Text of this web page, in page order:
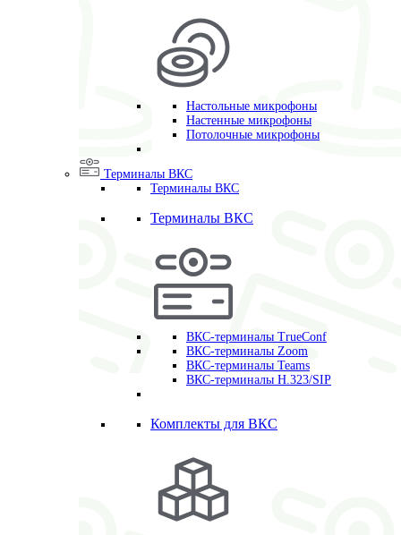
Настольные микрофоны
Настенные микрофоны
Потолочные микрофоны
Терминалы ВКС
Терминалы ВКС
Терминалы ВКС
ВКС-терминалы TrueConf
ВКС-терминалы Zoom
ВКС-терминалы Teams
ВКС-терминалы H.323/SIP
Комплекты для ВКС